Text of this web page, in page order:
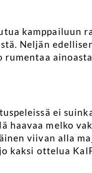
kamppailuun
Neljän
rumentaa
ei
haavaa melko
viivan alla
kaksi ottelua